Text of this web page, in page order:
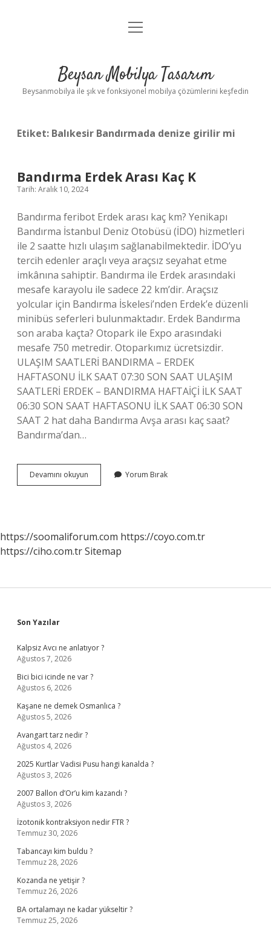
Anasayfa
Yasal Uyarı
menüyü
Beysan Mobilya Tasarım
Beysanmobilya ile şık ve fonksiyonel mobilya çözümlerini keşfedin
Etiket: Balıkesir Bandırmada denize girilir mi
Bandırma Erdek Arası Kaç K
Tarih: Aralık 10, 2024
Bandırma feribot Erdek arası kaç km? Yenikapı
Bandırma İstanbul Deniz Otobüsü (İDO) hizmetleri
ile 2 saatte hızlı ulaşım sağlanabilmektedir. İDO’yu
tercih edenler araçlı veya araçsız seyahat etme
imkânına sahiptir. Bandırma ile Erdek arasındaki
mesafe karayolu ile sadece 22 km’dir. Araçsız
yolcular için Bandırma İskelesi’nden Erdek’e düzenli
minibüs seferleri bulunmaktadır. Erdek Bandırma
son araba kaçta? Otopark ile Expo arasındaki
mesafe 750 metredir. Otoparkımız ücretsizdir.
ULAŞIM SAATLERİ BANDIRMA – ERDEK
HAFTASONU İLK SAAT 07:30 SON SAAT ULAŞIM
SAATLERİ ERDEK – BANDIRMA HAFTAİÇİ İLK SAAT
06:30 SON SAAT HAFTASONU İLK SAAT 06:30 SON
SAAT 2 hat daha Bandırma Avşa arası kaç saat?
Bandırma’dan…
Devamını okuyun Bandırma
Erdek
Yorum Bırak
https://soomaliforum.com https://coyo.com.tr
https://ciho.com.trSitemap
Sidebar
Son Yazılar
Kalpsiz Avcı ne anlatıyor ?
Ağustos 7, 2026
Bici bici icinde ne var ?
Ağustos 6, 2026
Kaşane ne demek Osmanlıca ?
Ağustos 5, 2026
Avangart tarz nedir ?
Ağustos 4, 2026
2025 Kurtlar Vadisi Pusu hangi kanalda ?
Ağustos 3, 2026
2007 Ballon d’Or’u kim kazandı ?
Ağustos 3, 2026
İzotonik kontraksiyon nedir FTR ?
Temmuz 30, 2026
Tabancayı kim buldu ?
Temmuz 28, 2026
Kozanda ne yetişir ?
Temmuz 26, 2026
BA ortalamayı ne kadar yükseltir ?
Temmuz 25, 2026